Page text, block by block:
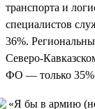
транспорта и
специалистов
36%.
Северо-
ФО — только